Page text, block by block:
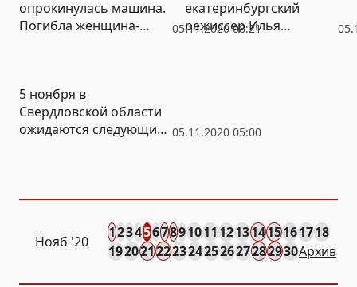
05.11.2020 08:21
опрокинулась машина.
Погибла женщина-
екатеринбургский
режиссер Илья
05.11.2020 05:00
5 ноября в
Свердловской области
ожидаются следующие
Нояб '20
123456789101112131415161718
192021222324252627282930Архив